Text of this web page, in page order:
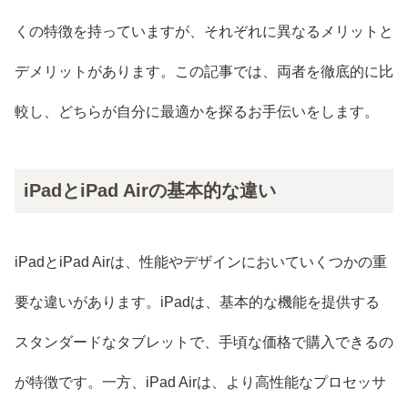
くの特徴を持っていますが、それぞれに異なるメリットと
デメリットがあります。この記事では、両者を徹底的に比
較し、どちらが自分に最適かを探るお手伝いをします。
iPadとiPad Airの基本的な違い
iPadとiPad Airは、性能やデザインにおいていくつかの重
要な違いがあります。iPadは、基本的な機能を提供する
スタンダードなタブレットで、手頃な価格で購入できるの
が特徴です。一方、iPad Airは、より高性能なプロセッサ